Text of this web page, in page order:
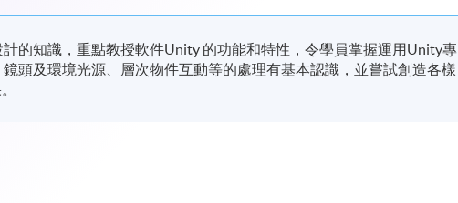
的知識，重點教授軟件Unity 的功能和特性，令學員掌握運用Unity專
頭及環境光源、層次物件互動等的處理有基本認識，並嘗試創造各樣